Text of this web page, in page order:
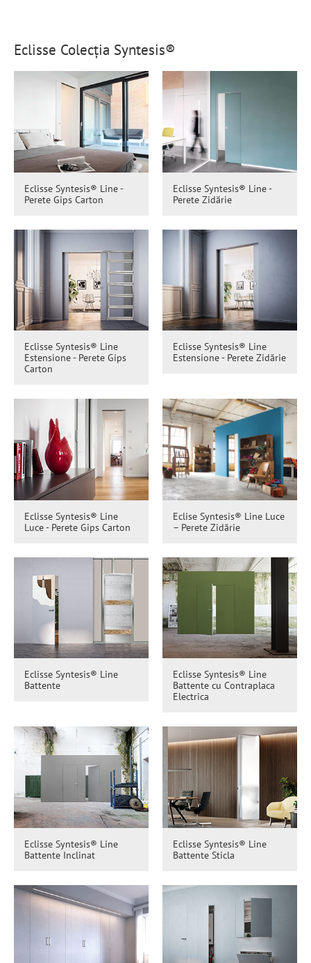
Eclisse Colecția Syntesis®
Eclisse Syntesis® Line -
Perete Gips Carton
Eclisse Syntesis® Line -
Perete Zidărie
Eclisse Syntesis® Line
Estensione - Perete Gips
Carton
Eclisse Syntesis® Line
Estensione - Perete Zidărie
Eclisse Syntesis® Line
Luce - Perete Gips Carton
Eclise Syntesis® Line Luce
– Perete Zidărie
Eclisse Syntesis® Line
Battente
Eclisse Syntesis® Line
Battente cu Contraplaca
Electrica
Eclisse Syntesis® Line
Battente Inclinat
Eclisse Syntesis® Line
Battente Sticla